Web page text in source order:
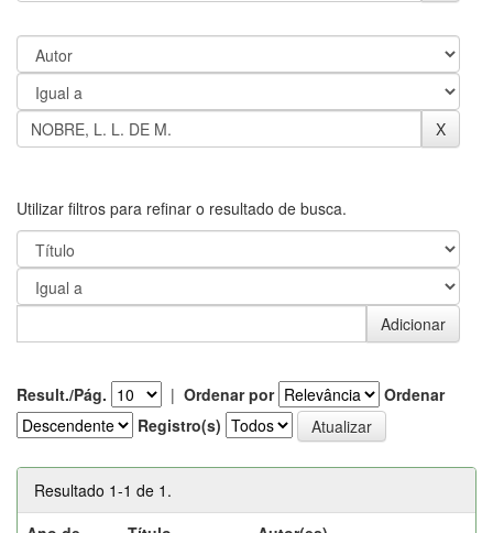
Utilizar filtros para refinar o resultado de busca.
Result./Pág. | Ordenar por
Ordenar
Registro(s)
Resultado 1-1 de 1.